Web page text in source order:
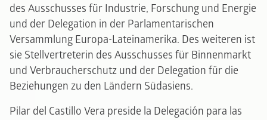
des Ausschusses für Industrie, Forschung und Energie
und der Delegation in der Parlamentarischen
Versammlung Europa-Lateinamerika. Des weiteren ist
sie Stellvertreterin des Ausschusses für Binnenmarkt
und Verbraucherschutz und der Delegation für die
Beziehungen zu den Ländern Südasiens.
Pilar del Castillo Vera preside la Delegación para las